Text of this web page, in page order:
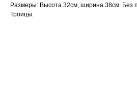
Размеры: Высота 32см, ширина 38см. Без
Троицы.